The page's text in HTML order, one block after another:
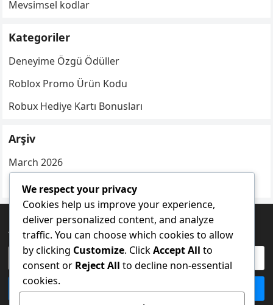
Mevsimsel kodlar
Kategoriler
Deneyime Özgü Ödüller
Roblox Promo Ürün Kodu
Robux Hediye Kartı Bonusları
Arşiv
March 2026
February 2026
ARA
Search
for:
We respect your privacy
Cookies help us improve your experience,
deliver personalized content, and analyze
traffic. You can choose which cookies to allow
by clicking Customize. ClickAccept All to
consent or Reject All to decline non-essential
cookies.